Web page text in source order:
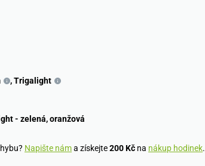
,Trigalight
- zelená, oranžová
Napište náma získejte200 Kč na nákup hodinek.